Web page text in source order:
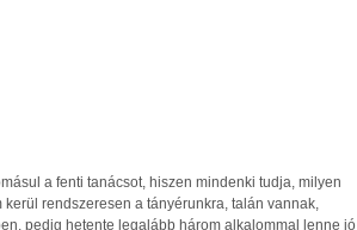
a fenti tanácsot, hiszen mindenki tudja, milyen
rendszeresen a tányérunkra, talán vannak,
pedig hetente legalább három alkalommal lenne jó